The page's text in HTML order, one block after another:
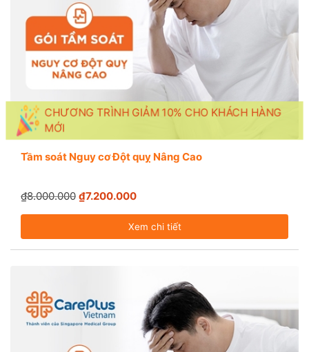
CHƯƠNG TRÌNH GIẢM 10% CHO KHÁCH HÀNG
MỚI
Tầm soát Nguy cơ Đột quỵ Nâng Cao
₫8.000.000 ₫7.200.000
Xem chi tiết